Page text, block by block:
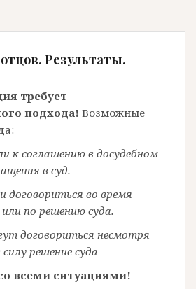
Результаты.
требует
подхода! Возможные
к соглашению в досудебном
в суд.
договориться во время
или по решению суда.
договориться несмотря
решение суда
всеми ситуациями!